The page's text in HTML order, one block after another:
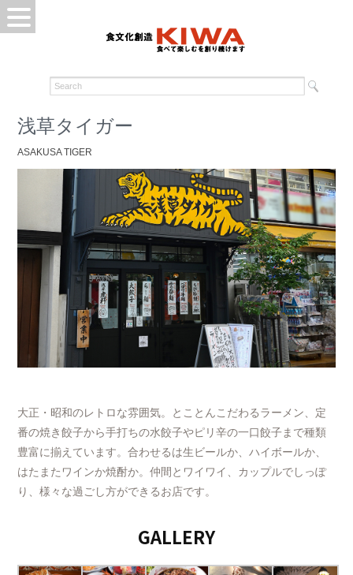
浅草タイガー
ASAKUSA TIGER
大正・昭和のレトロな雰囲気。とことんこだわるラーメン、定
番の焼き餃子から手打ちの水餃子やピリ辛の一口餃子まで種類
豊富に揃えています。合わせるは生ビールか、ハイボールか、
はたまたワインか焼酎か。仲間とワイワイ、カップルでしっぽ
り、様々な過ごし方ができるお店です。
GALLERY